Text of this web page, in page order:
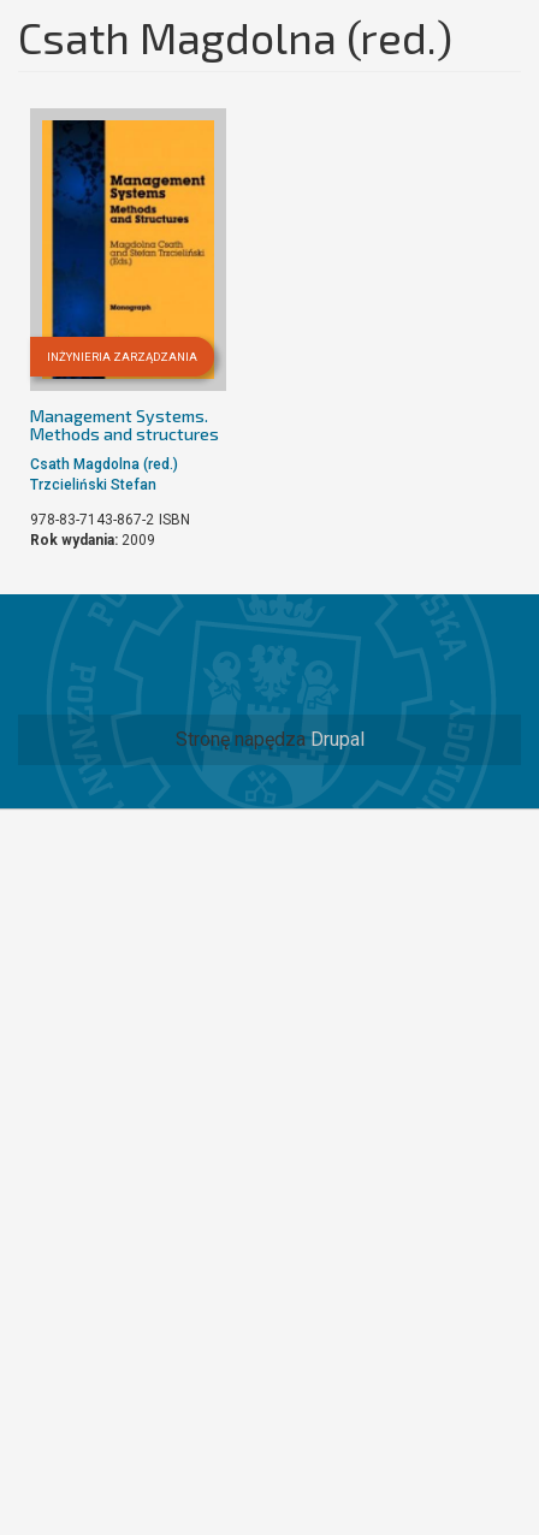
Csath Magdolna (red.)
INŻYNIERIA ZARZĄDZANIA
Management Systems.
Methods and structures
Csath Magdolna (red.)
Trzcieliński Stefan
978-83-7143-867-2 ISBN
Rok wydania: 2009
Stronę napędza Drupal